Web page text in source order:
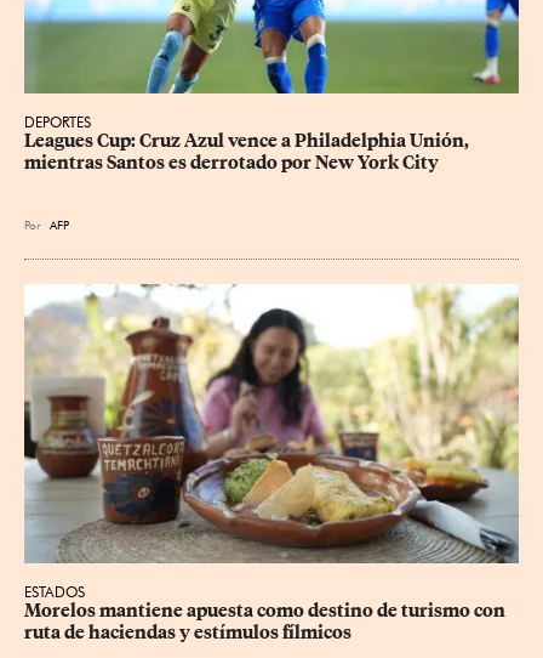
DEPORTES
Leagues Cup: Cruz Azul vence a Philadelphia Unión,
mientras Santos es derrotado por New York City
Por AFP
ESTADOS
Morelos mantiene apuesta como destino de turismo con
ruta de haciendas y estímulos fílmicos